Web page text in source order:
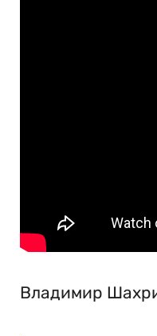
Владимир